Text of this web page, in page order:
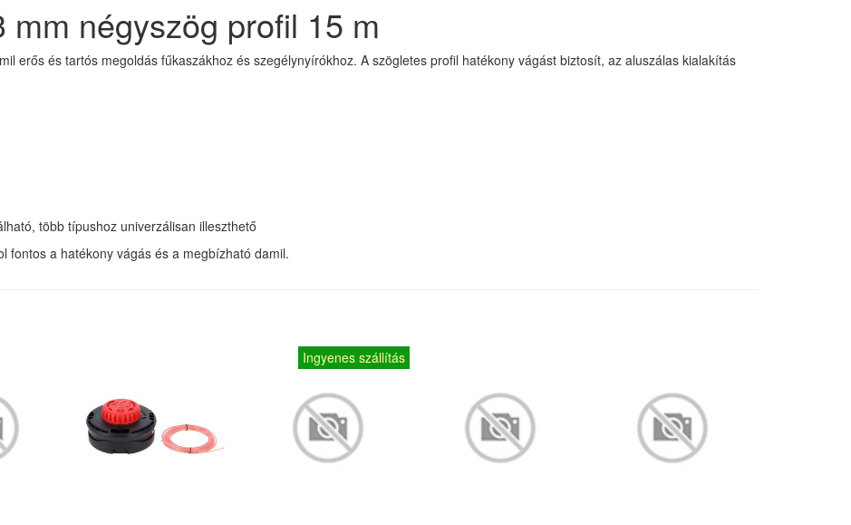
négyszög profil 15 m
erős és tartós megoldás fűkaszákhoz és szegélynyírókhoz. A szögletes profil hatékony vágást biztosít, az aluszálas kialakítás
több típushoz univerzálisan illeszthető
fontos a hatékony vágás és a megbízható damil.
Ingyenes szállítás